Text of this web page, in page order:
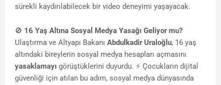
sürekli kaydırılabilecek bir video deneyimi yaşayacak.
🚫 16 Yaş Altına Sosyal Medya Yasağı Geliyor mu?
Ulaştırma ve Altyapı Bakanı Abdulkadir Uraloğlu, 16 yaş
altındaki bireylerin sosyal medya hesapları açmasını
yasaklamayı görüştüklerini duyurdu. ⚡ Çocukların dijital
güvenliği için atılan bu adım, sosyal medya dünyasında